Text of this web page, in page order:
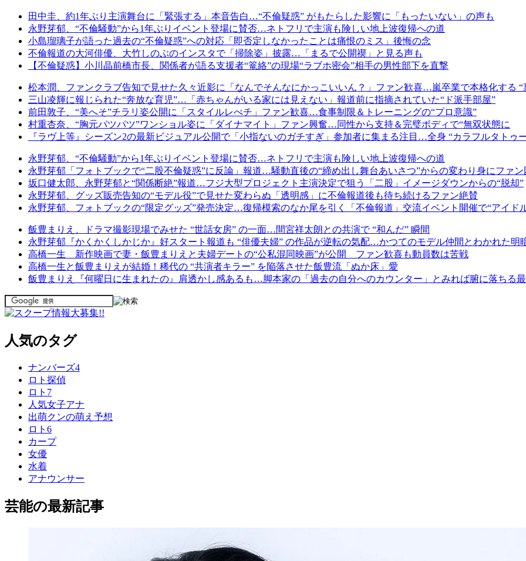
田中圭、約1年ぶり主演舞台に「緊張する」本音告白…“不倫疑惑” がもたらした影響に「もったいない」の声も
永野芽郁、“不倫騒動”から1年ぶりイベント登場に賛否…ネトフリで主演も険しい地上波復帰への道
小島瑠璃子が語った過去の“不倫疑惑”への対応「即否定しなかったことは痛恨のミス」後悔の念
不倫報道の大河俳優、大竹しのぶのインスタで「掃除姿」披露…「まるで公開禊」と見る声も
【不倫疑惑】小川晶前橋市長、関係者が語る支援者“篭絡”の現場“ラブホ密会”相手の男性部下を直撃
松本潤、ファンクラブ告知で見せた久々近影に「なんでそんなにかっこいいん？」ファン歓喜…嵐卒業で本格化する “
三山凌輝に報じられた“奔放な育児”…「赤ちゃんがいる家には見えない」報道前に指摘されていた“ド派手部屋”
前田敦子、“美へそ”チラリ姿公開に「スタイルレべチ」ファン歓喜…食事制限＆トレーニングの“プロ意識”
村重杏奈、“胸元パツパツ”ワンショル姿に「ダイナマイト」ファン興奮…同性から支持＆完璧ボディで“無双状態に
『ラヴ上等』シーズン2の最新ビジュアル公開で「小指ないのガチすぎ」参加者に集まる注目…全身 “カラフルタトゥ
永野芽郁、“不倫騒動”から1年ぶりイベント登場に賛否…ネトフリで主演も険しい地上波復帰への道
永野芽郁「フォトブックで“二股不倫疑惑”に反論」報道…騒動直後の“締め出し舞台あいさつ”からの変わり身にファン
坂口健太郎、永野芽郁と“関係断絶”報道…フジ大型プロジェクト主演決定で狙う「二股」イメージダウンからの“脱却”
永野芽郁、グッズ販売告知の“モデル役”で見せた変わらぬ「透明感」に不倫報道後も待ち続けるファン絶賛
永野芽郁、フォトブックの“限定グッズ”発売決定…復帰模索のなか尾を引く「不倫報道」交流イベント開催で“アイド
飯豊まりえ、ドラマ撮影現場でみせた “世話女房” の一面…間宮祥太朗との共演で “和んだ” 瞬間
永野芽郁『かくかくしかじか』好スタート報道も “俳優夫婦” の作品が逆転の気配…かつてのモデル仲間とわかれた明
高橋一生 新作映画で妻・飯豊まりえと夫婦デートの“公私混同映画”が公開 ファン歓喜も動員数は苦戦
高橋一生と飯豊まりえが結婚！稀代の “共演者キラー” を陥落させた飯豊流「ぬか床」愛
飯豊まりえ『何曜日に生まれたの』肩透かし感あるも…脚本家の「過去の自分へのカウンター」とみれば腑に落ちる最
人気のタグ
ナンバーズ4
ロト探偵
ロト7
人気女子アナ
出萌クンの萌え予想
ロト6
カープ
女優
水着
アナウンサー
芸能の最新記事